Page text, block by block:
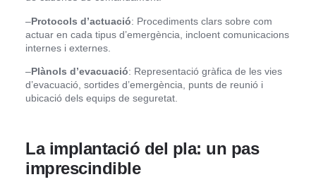
–Protocols d’actuació: Procediments clars sobre com
actuar en cada tipus d’emergència, incloent comunicacions
internes i externes.
–Plànols d’evacuació: Representació gràfica de les vies
d’evacuació, sortides d’emergència, punts de reunió i
ubicació dels equips de seguretat.
La implantació del pla: un pas
imprescindible